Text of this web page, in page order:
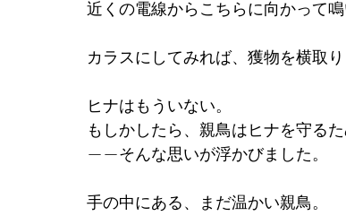
近くの電線からこちらに向かって鳴
カラスにしてみれば、獲物を横取り
ヒナはもういない。
もしかしたら、親鳥はヒナを守る
——そんな思いが浮かびました。
手の中にある、まだ温かい親鳥。